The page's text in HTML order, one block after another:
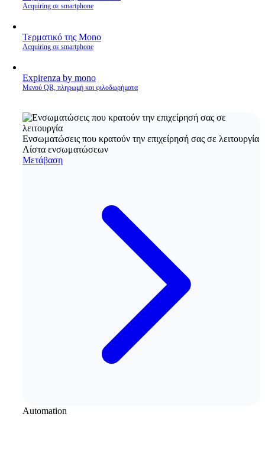
Acquiring σε smartphone
Τερματικό της Mono
Acquiring σε smartphone
Expirenza by mono
Μενού QR, πληρωμή και φιλοδωρήματα
Ενσωματώσεις που κρατούν την επιχείρησή σας σε λειτουργία
Λίστα ενσωματώσεων
Μετάβαση
Automation